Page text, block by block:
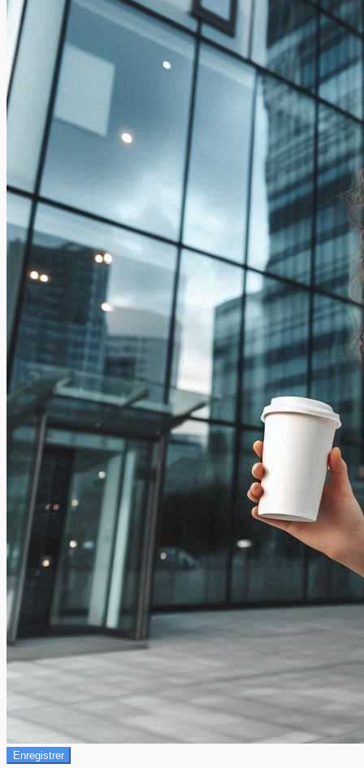
Enregistrer